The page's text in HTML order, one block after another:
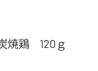
焼鶏 120ｇ